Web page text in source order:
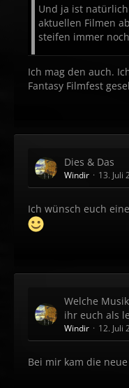
Und ja ist
aktuellen Filmen
steifen immer
Ich mag den auch.
Fantasy Filmfest
Dies & Das
Windir 13. Juli
Ich wünsch euch
Welche
ihr euch als
Windir 12. Juli
Bei mir kam die